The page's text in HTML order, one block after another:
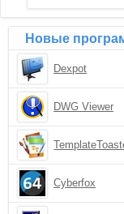
Новые
Dexpot
DWG Viewer
Cyberfox